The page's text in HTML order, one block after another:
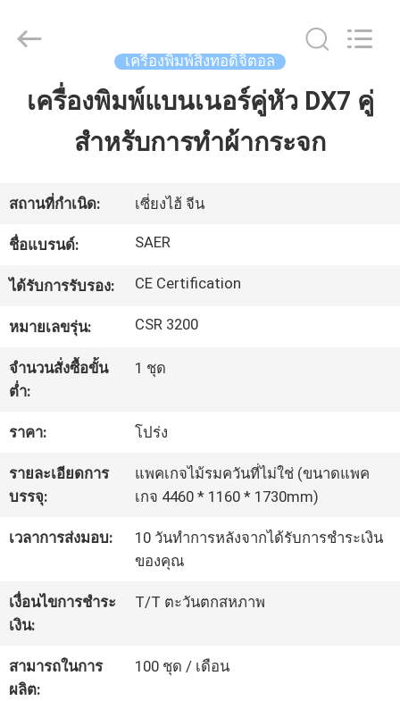
บ้าน
วิดีโอ
เรา
โรงงาน
คุณภาพ
ติดต่อ
Shanghai
Color
เครื่องพิมพ์สิ่งทอดิจิตอล
เครื่องพิมพ์แบนเนอร์คู่หัว DX7 คู่
สำหรับการทำผ้ากระจก
สถานที่กำเนิด: เซี่ยงไฮ้ จีน
ชื่อแบรนด์: SAER
ได้รับการรับรอง: CE Certification
หมายเลขรุ่น: CSR 3200
จำนวนสั่งซื้อขั้น
ต่ำ:
1 ชุด
ราคา: โปร่ง
รายละเอียดการ
บรรจุ:
แพคเกจไม้รมควันที่ไม่ใช่ (ขนาดแพค
เกจ 4460 * 1160 * 1730mm)
เวลาการส่งมอบ:
10 วันทำการหลังจากได้รับการชำระเงิน
ของคุณ
เงื่อนไขการชำระ
เงิน:
T/T ตะวันตกสหภาพ
สามารถในการ
ผลิต:
100 ชุด / เดือน